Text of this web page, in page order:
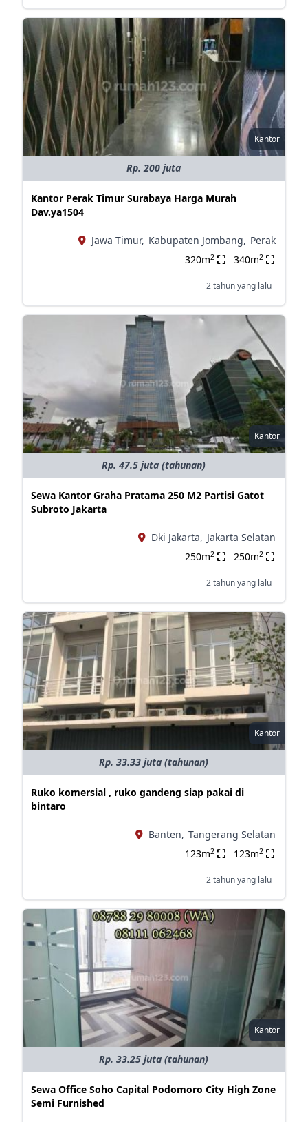
Kantor
Rp. 200 juta
Kantor Perak Timur Surabaya Harga Murah
Dav.ya1504
Jawa Timur, Kabupaten Jombang, Perak
320m2 340m2
2 tahun yang lalu
Kantor
Rp. 47.5 juta (tahunan)
Sewa Kantor Graha Pratama 250 M2 Partisi Gatot
Subroto Jakarta
Dki Jakarta, Jakarta Selatan
250m2 250m2
2 tahun yang lalu
Kantor
Rp. 33.33 juta (tahunan)
Ruko komersial , ruko gandeng siap pakai di
bintaro
Banten, Tangerang Selatan
123m2 123m2
2 tahun yang lalu
Kantor
Rp. 33.25 juta (tahunan)
Sewa Office Soho Capital Podomoro City High Zone
Semi Furnished